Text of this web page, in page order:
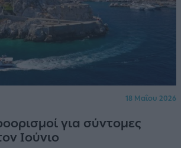
18 Μαΐου 2026
για σύντομες
Ιούνιο